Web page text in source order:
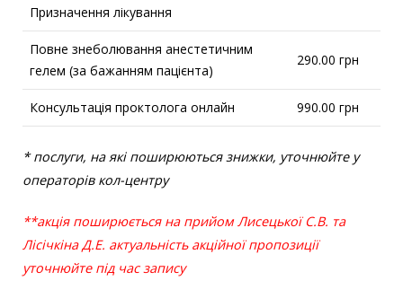
Призначення лікування
Повне знеболювання анестетичним
гелем (за бажанням пацієнта)
290.00 грн
Консультація проктолога онлайн 990.00 грн
* послуги, на які поширюються знижки, уточнюйте у
операторів кол-центру
**акція поширюється на прийом Лисецької С.В. та
Лісічкіна Д.Е. актуальність акційної пропозиції
уточнюйте під час запису